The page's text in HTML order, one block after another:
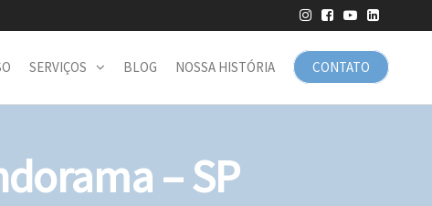
CONTATO
SERVIÇOS BLOG NOSSA HISTÓRIA
– SP